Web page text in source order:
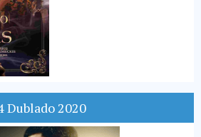
Dublado 2020